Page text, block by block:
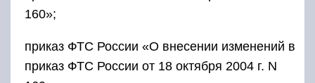
160»;
приказ ФТС России «О внесении изменений в
приказ ФТС России от 18 октября 2004 г. N